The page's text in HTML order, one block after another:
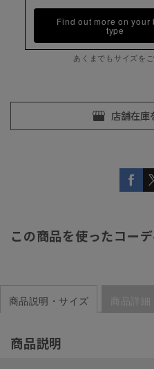
Find out more on your
type
あくまでもサイズを
この商品を使ったコー
商品説明・サイズ 商品詳細
商品説明